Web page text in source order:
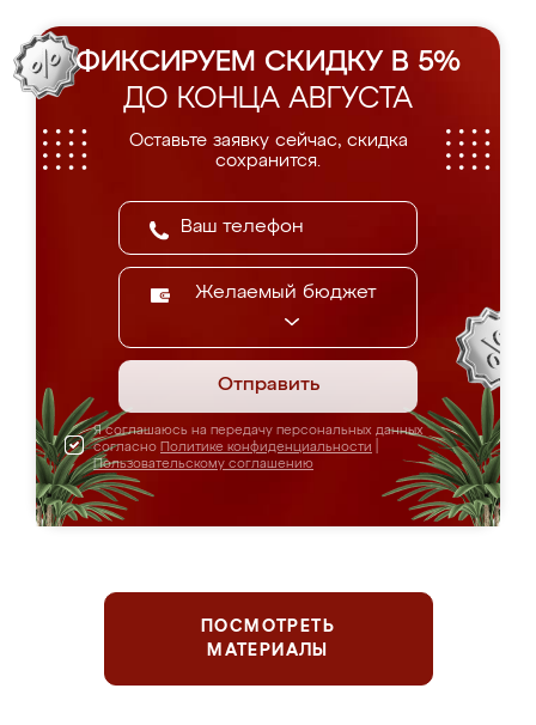
ФИКСИРУЕМ СКИДКУ В 5%
ДО КОНЦА АВГУСТА
Оставьте заявку сейчас, скидка
сохранится.
Желаемый бюджет
Отправить
Я соглашаюсь на передачу персональных данных
согласно Политике конфиденциальности
Пользовательскому соглашению
ПОСМОТРЕТЬ
МАТЕРИАЛЫ